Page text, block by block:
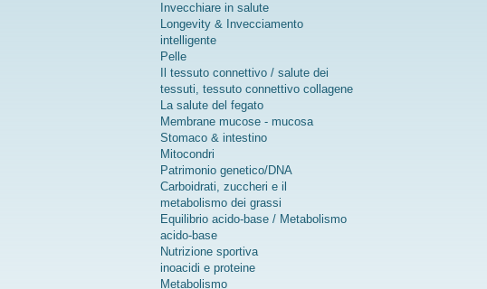
Invecchiare in salute
Longevity & Invecciamento
intelligente
Pelle
Il tessuto connettivo / salute dei
tessuti, tessuto connettivo collagene
La salute del fegato
Membrane mucose - mucosa
Stomaco & intestino
Mitocondri
Patrimonio genetico/DNA
Carboidrati, zuccheri e il
metabolismo dei grassi
Equilibrio acido-base / Metabolismo
acido-base
Nutrizione sportiva
inoacidi e proteine
Metabolismo